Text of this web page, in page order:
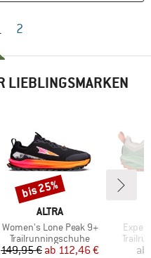
2
LIEBLINGSMARKEN
MARKE
ALTRA
Artikel
Women's Lone Peak 9+
Produktgruppe
Trailrunningschuhe
Preis
149,95 € reduzierter Preis
ab 112,46 €
Rabatt
bis 25%
Artikel
ab